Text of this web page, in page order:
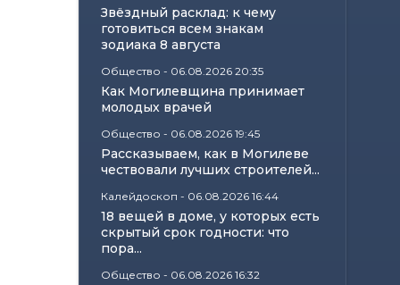
Звёздный расклад: к чему
готовиться всем знакам
зодиака 8 августа
Общество - 06.08.2026 20:35
Как Могилевщина принимает
молодых врачей
Общество - 06.08.2026 19:45
Рассказываем, как в Могилеве
чествовали лучших строителей...
Калейдоскоп - 06.08.2026 16:44
18 вещей в доме, у которых есть
скрытый срок годности: что
пора...
Общество - 06.08.2026 16:32